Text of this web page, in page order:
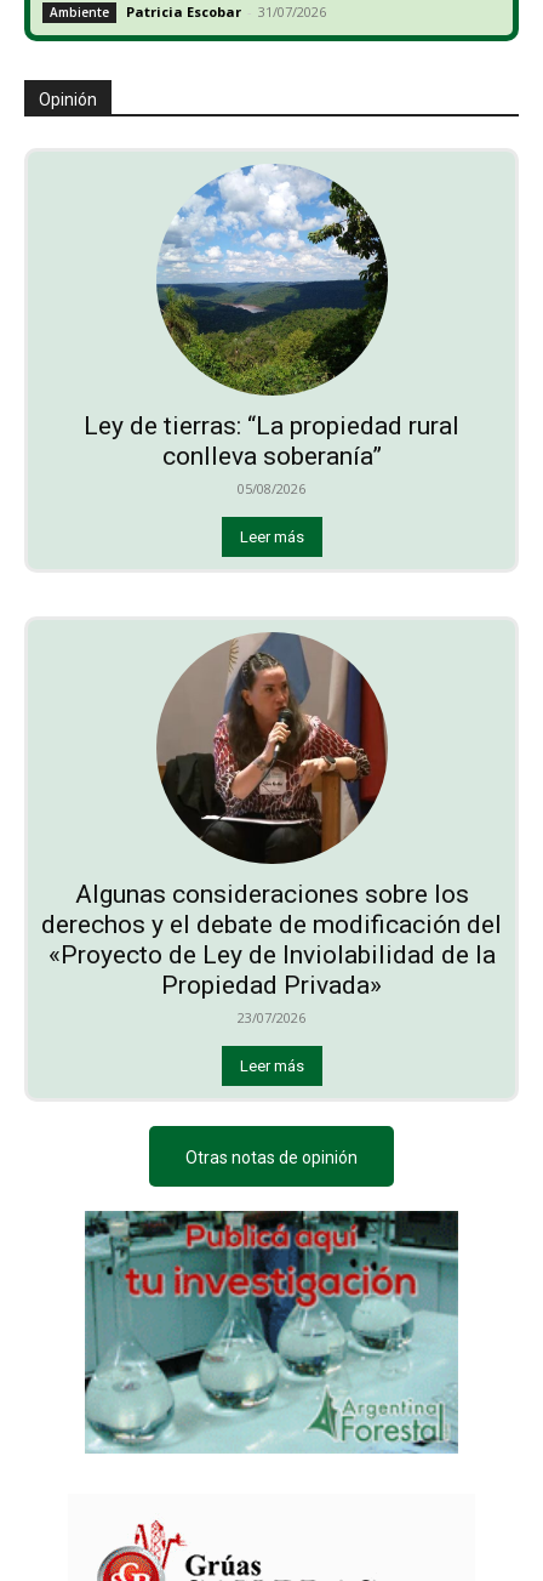
Ambiente Patricia Escobar - 31/07/2026
Opinión
Ley de tierras: “La propiedad rural
conlleva soberanía”
05/08/2026
Leer más
Algunas consideraciones sobre los
derechos y el debate de modificación del
«Proyecto de Ley de Inviolabilidad de la
Propiedad Privada»
23/07/2026
Leer más
Otras notas de opinión